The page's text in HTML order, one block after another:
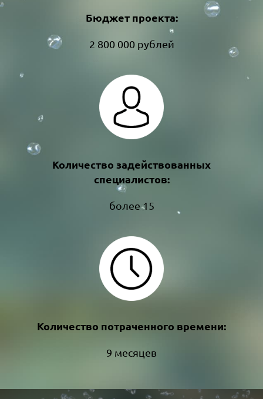
Бюджет проекта:
2 800 000 рублей
Количество задействованных
специалистов:
более 15
Количество потраченного времени:
9 месяцев